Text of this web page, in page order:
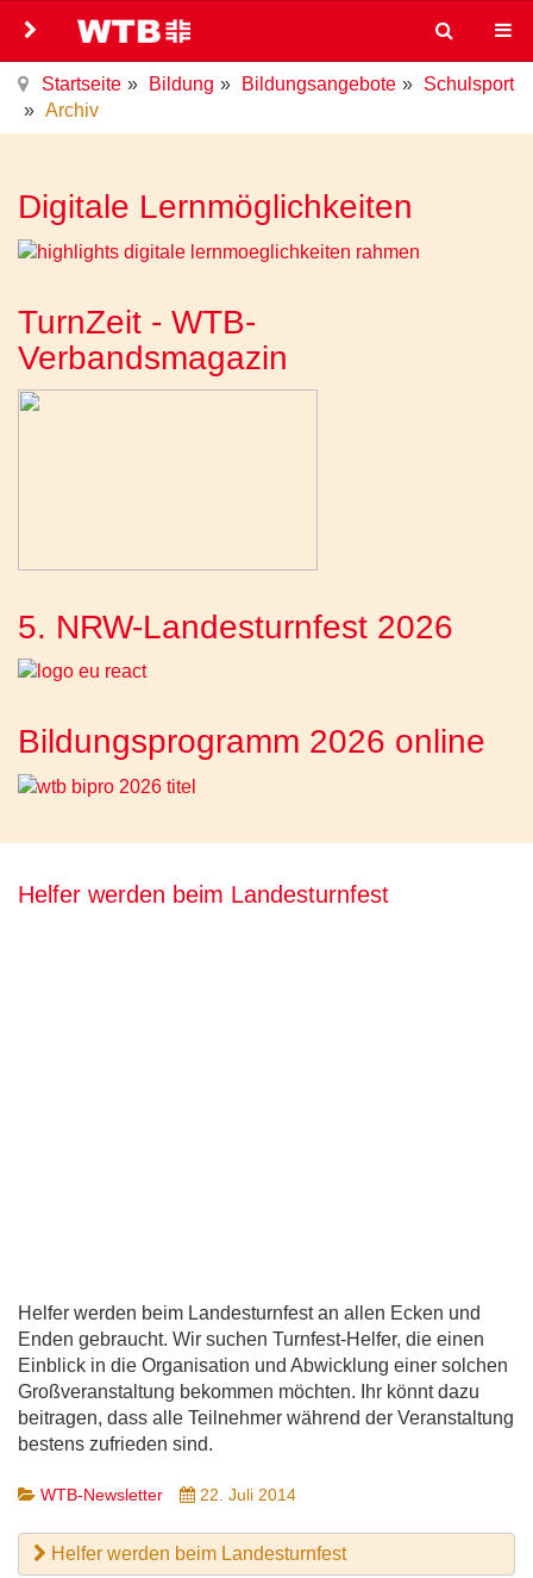
Startseite Bildung Bildungsangebote
Schulsport
Archiv
Digitale Lernmöglichkeiten
TurnZeit - WTB-
Verbandsmagazin
5. NRW-Landesturnfest 2026
Bildungsprogramm 2026 online
Helfer werden beim Landesturnfest
Helfer werden beim Landesturnfest an allen Ecken und
Enden gebraucht. Wir suchen Turnfest-Helfer, die einen
Einblick in die Organisation und Abwicklung einer solchen
Großveranstaltung bekommen möchten. Ihr könnt dazu
beitragen, dass alle Teilnehmer während der Veranstaltung
bestens zufrieden sind.
WTB-Newsletter 22. Juli 2014
Helfer werden beim Landesturnfest